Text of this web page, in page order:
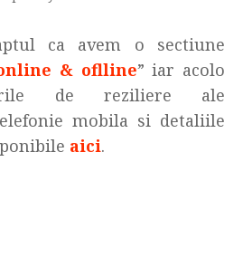
ca avem o sectiune
& oflline” iar acolo
de reziliere ale
mobila si detaliile
aici.